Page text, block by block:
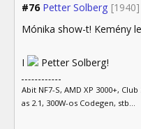
#76 Petter Solberg [1940]
Mónika show-t! Kemény
I Petter Solberg!
Abit NF7-S, AMD XP 3000+,
as 2.1, 300W-os Codegen, stb...